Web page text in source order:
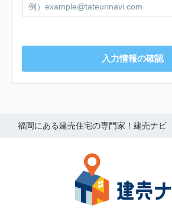
入力情報の確認
福岡にある建売住宅の専門家！建売ナビ